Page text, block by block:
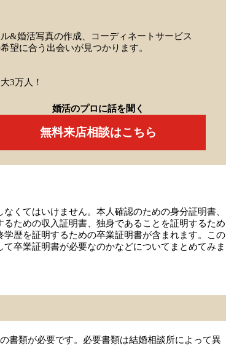
&婚活写真の作成、コーディネートサービス
望に合う出会いが見つかります。
3万人！
婚活のプロに話を聞く
無料来店相談はこちら
くてはいけません。本人確認のための身分証明書、
ための収入証明書、独身であることを証明するため
歴を証明するための卒業証明書が含まれます。この
卒業証明書が必要なのかなどについてまとめてみま
書類が必要です。必要書類は結婚相談所によって異